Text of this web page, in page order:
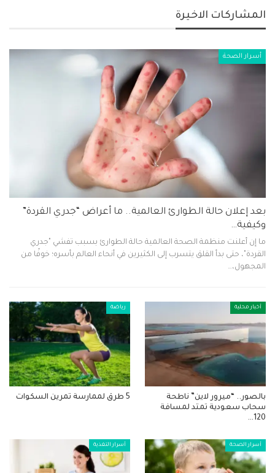
المشاركات الاخيرة
أسرار الصحة
بعد إعلان حالة الطوارئ العالمية.. ما أعراض “جدري القردة”
وكيفية…
ما إن أعلنت منظمة الصحة العالمية حالة الطوارئ بسبب تفشي "جدري
القردة"، حتى بدأ القلق يتسرب إلى الكثيرين في أنحاء العالم بأسره؛ خوفًا من
المجهول،…
أخبار محلية
بالصور.. “ميرور لاين” ناطحة
سحاب سعودية تمتد لمسافة
120…
رياضة
5 طرق لممارسة تمرين السكوات
أسرار الصحة أسرار التغذية